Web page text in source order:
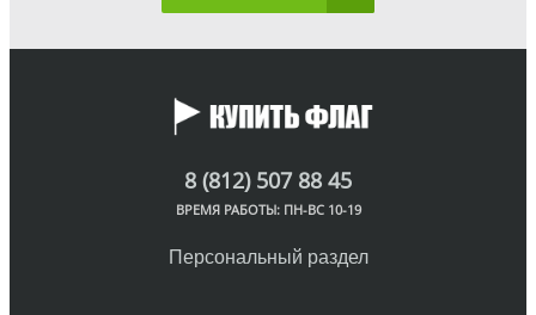
8 (812) 507 88 45
ВРЕМЯ РАБОТЫ: ПН-ВС 10-19
Персональный раздел